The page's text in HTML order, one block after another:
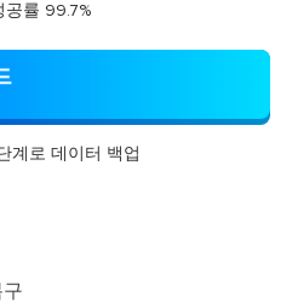
공률 99.7%
계로 데이터 백업